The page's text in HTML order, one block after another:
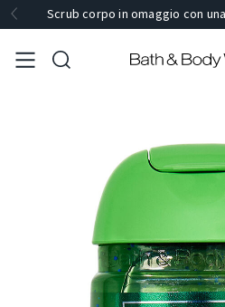
Scrub corpo in omaggio con